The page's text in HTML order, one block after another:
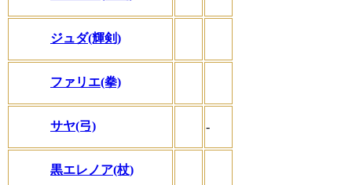
ジュダ(輝剣)
ファリエ(拳)
サヤ(弓) -
黒エレノア(杖)